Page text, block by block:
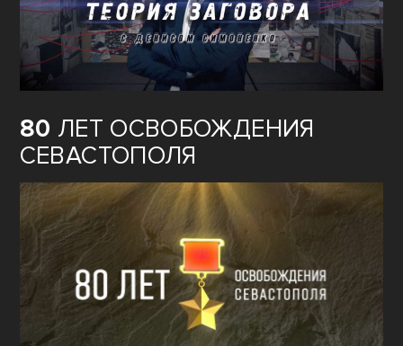
80 ЛЕТ ОСВОБОЖДЕНИЯ
СЕВАСТОПОЛЯ